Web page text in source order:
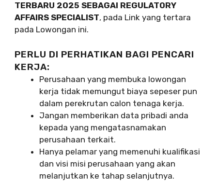
TERBARU 2025 SEBAGAI REGULATORY
AFFAIRS SPECIALIST, pada Link yang tertara
pada Lowongan ini.
PERLU DI PERHATIKAN BAGI PENCARI
KERJA:
Perusahaan yang membuka lowongan
kerja tidak memungut biaya sepeser pun
dalam perekrutan calon tenaga kerja.
Jangan memberikan data pribadi anda
kepada yang mengatasnamakan
perusahaan terkait.
Hanya pelamar yang memenuhi kualifikasi
dan visi misi perusahaan yang akan
melanjutkan ke tahap selanjutnya.